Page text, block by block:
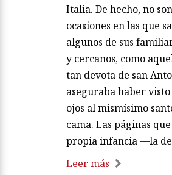
Italia. De hecho, no
ocasiones en las que
algunos de sus
y cercanos, como
tan devota de san
aseguraba haber
ojos al mismísimo
cama. Las páginas
propia infancia —la
Leer más